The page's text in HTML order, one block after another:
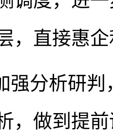
，直接惠
强分析研
，做到提